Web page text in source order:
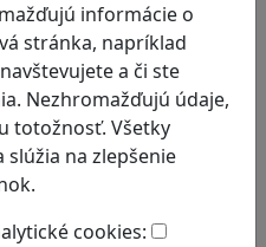
informácie o
stránka, napríklad
a či ste
Nezhromažďujú údaje,
totožnosť. Všetky
na zlepšenie
cookies:
na výber
Tretia časť
veľké množstvo…